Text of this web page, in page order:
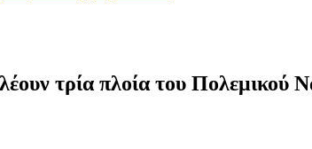
τρία πλοία του Πολεμικού